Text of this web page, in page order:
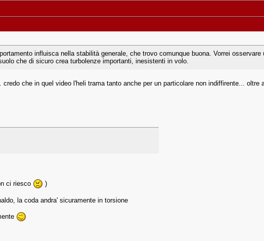
influisca nella stabilità generale, che trovo comunque buona. Vorrei
che di sicuro crea turbolenze importanti, inesistenti in volo.
che in quel video l'heli trama tanto anche per un particolare non indiffirente...
ci riesco )
la coda andra' sicuramente in torsione